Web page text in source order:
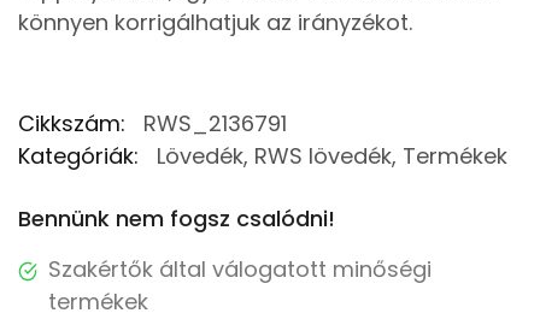
könnyen korrigálhatjuk az irányzékot.
Cikkszám:
RWS_2136791
Kategóriák:
Lövedék, RWS lövedék, Termékek
Bennünk nem fogsz csalódni!
Szakértők által válogatott minőségi
termékek